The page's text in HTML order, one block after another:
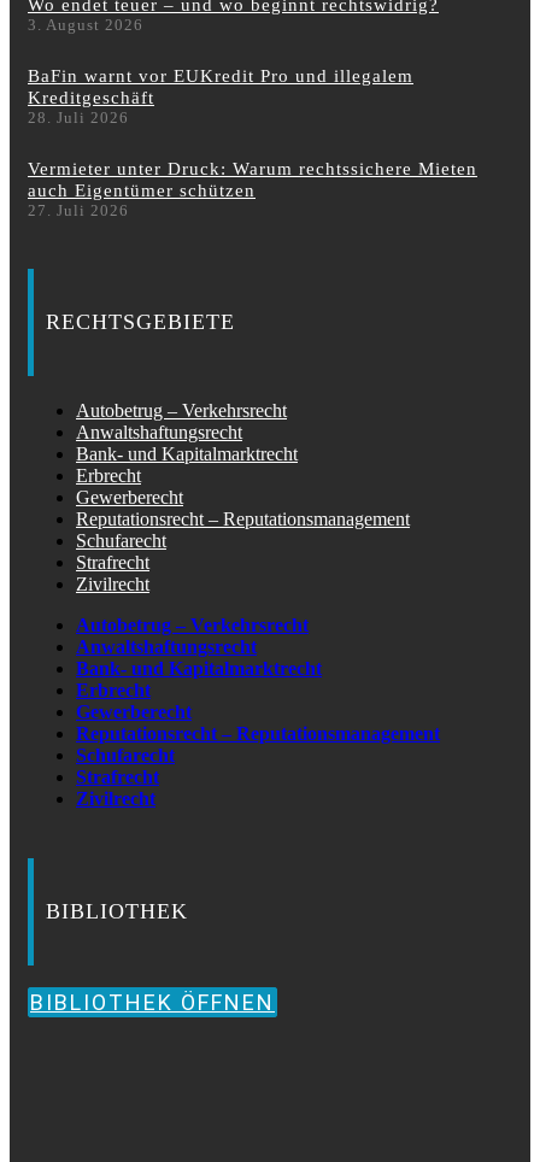
Wo endet teuer – und wo beginnt rechtswidrig?
3. August 2026
BaFin warnt vor EUKredit Pro und illegalem
Kreditgeschäft
28. Juli 2026
Vermieter unter Druck: Warum rechtssichere Mieten
auch Eigentümer schützen
27. Juli 2026
RECHTSGEBIETE
Autobetrug – Verkehrsrecht
Anwaltshaftungsrecht
Bank- und Kapitalmarktrecht
Erbrecht
Gewerberecht
Reputationsrecht – Reputationsmanagement
Schufarecht
Strafrecht
Zivilrecht
Autobetrug – Verkehrsrecht
Anwaltshaftungsrecht
Bank- und Kapitalmarktrecht
Erbrecht
Gewerberecht
Reputationsrecht – Reputationsmanagement
Schufarecht
Strafrecht
Zivilrecht
BIBLIOTHEK
BIBLIOTHEK ÖFFNEN